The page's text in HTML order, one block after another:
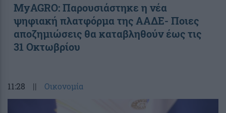
ΜyAGRO: Παρουσιάστηκε η νέα
ψηφιακή πλατφόρμα της ΑΑΔΕ- Ποιες
αποζημιώσεις θα καταβληθούν έως τις
31 Οκτωβρίου
11:28 || Οικονομία